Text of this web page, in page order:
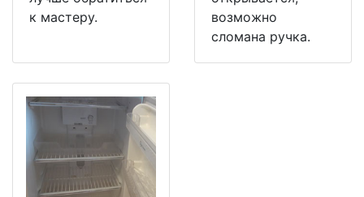
к мастеру.
возможно
сломана ручка.